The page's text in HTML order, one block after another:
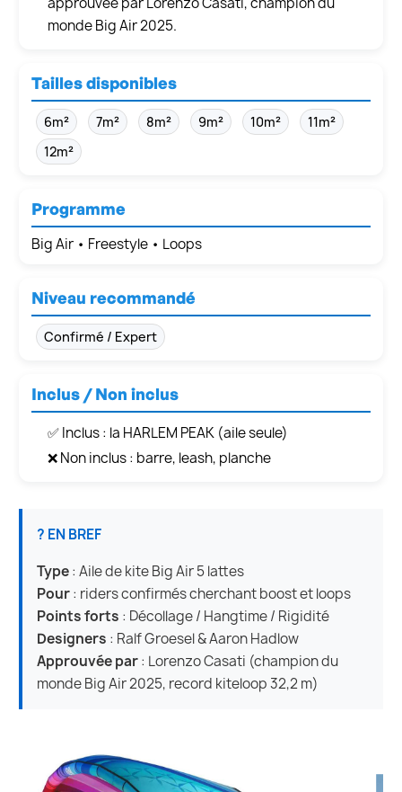
monde Big Air 2025.
Tailles disponibles
6m² 7m² 8m² 9m² 10m²
11m²
12m²
Programme
Big Air • Freestyle • Loops
Niveau recommandé
Confirmé / Expert
Inclus / Non inclus
✅ Inclus : la HARLEM PEAK (aile seule)
❌ Non inclus : barre, leash, planche
? EN BREF
Type: Aile de kite Big Air 5 lattes
Pour: riders confirmés cherchant boost et loops
Points forts : Décollage / Hangtime / Rigidité
Designers : Ralf Groesel & Aaron Hadlow
Approuvée par: Lorenzo Casati (champion du
monde Big Air 2025, record kiteloop 32,2 m)